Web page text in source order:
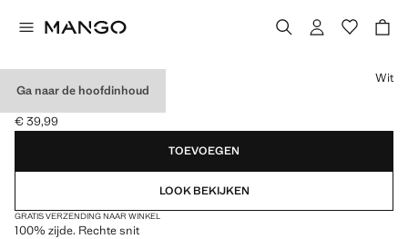
Ga naar de hoofdinhoud
Huidige prijs [€ 39,99 ]
€ 39,99
Kies een kleur
Wit
TOEVOEGEN
LOOK BEKIJKEN
GRATIS VERZENDING NAAR WINKEL
100% zijde. Rechte snit